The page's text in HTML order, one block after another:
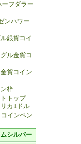
フダラー
ンハワー
銀貨コイ
ル金貨コ
貨コイン
枠
トップ
カ1ドル
インペン
シルバー